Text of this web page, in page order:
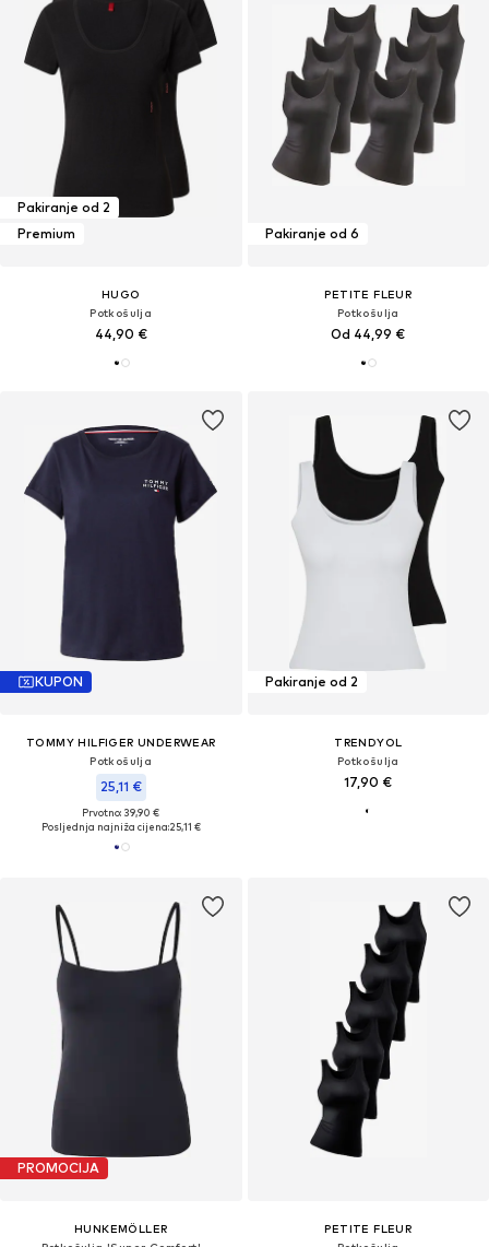
Pakiranje od 2
Premium
HUGO
Potkošulja
44,90 €
Pakiranje od 6
PETITE FLEUR
Potkošulja
Od 44,99 €
KUPON
TOMMY HILFIGER UNDERWEAR
Potkošulja
25,11 €
Prvotno: 39,90 €
Posljednja najniža cijena:25,11 €
Pakiranje od 2
TRENDYOL
Potkošulja
17,90 €
PROMOCIJA
HUNKEMÖLLER
PETITE FLEUR